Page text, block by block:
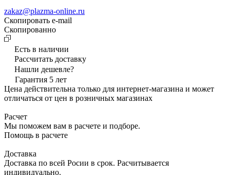
zakaz@plazma-online.ru
Скопировать e-mail
Cкопированно
Есть в наличии
Рассчитать доставку
Нашли дешевле?
Гарантия 5 лет
Цена действительна только для интернет-магазина и может
отличаться от цен в розничных магазинах
Расчет
Мы поможем вам в расчете и подборе.
Помощь в расчете
Доставка
Доставка по всей Росии в срок. Расчитывается
индивидуально.